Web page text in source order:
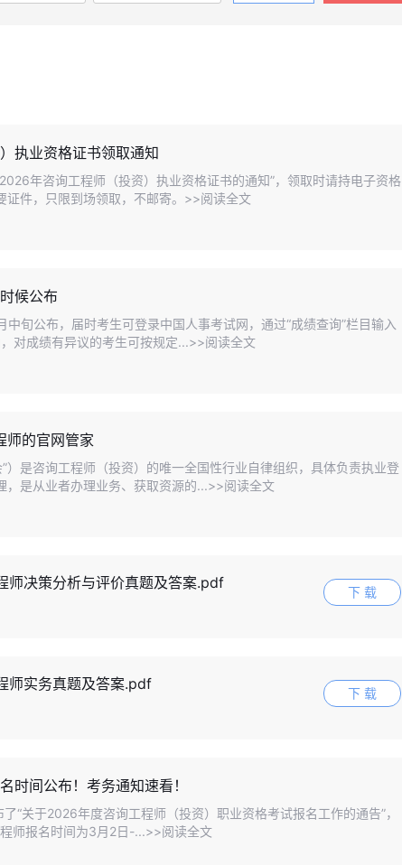
执业资格证书领取通知
年咨询工程师（投资）执业资格证书的通知”，领取时请持电子资格
证件，只限到场领取，不邮寄。>>阅读全文
候公布
旬公布，届时考生可登录中国人事考试网，通过“成绩查询”栏目输入
对成绩有异议的考生可按规定...>>阅读全文
师的官网管家
）是咨询工程师（投资）的唯一全国性行业自律组织，具体负责执业登
，是从业者办理业务、获取资源的...>>阅读全文
师决策分析与评价真题及答案.pdf
下 载
师实务真题及答案.pdf
下 载
时间公布！考务通知速看！
“关于2026年度咨询工程师（投资）职业资格考试报名工作的通告”，
师报名时间为3月2日-...>>阅读全文